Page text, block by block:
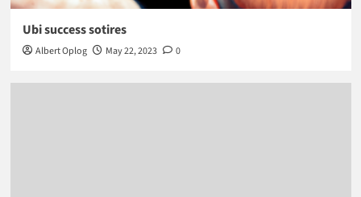
Ubi success sotires
Albert Oplog May 22, 2023 0